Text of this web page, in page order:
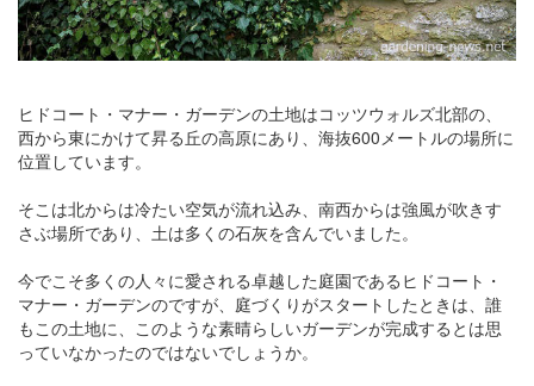
ヒドコート・マナー・ガーデンの土地はコッツウォルズ北部の、
西から東にかけて昇る丘の高原にあり、海抜600メートルの場所に
位置しています。
そこは北からは冷たい空気が流れ込み、南西からは強風が吹きす
さぶ場所であり、土は多くの石灰を含んでいました。
今でこそ多くの人々に愛される卓越した庭園であるヒドコート・
マナー・ガーデンのですが、庭づくりがスタートしたときは、誰
もこの土地に、このような素晴らしいガーデンが完成するとは思
っていなかったのではないでしょうか。